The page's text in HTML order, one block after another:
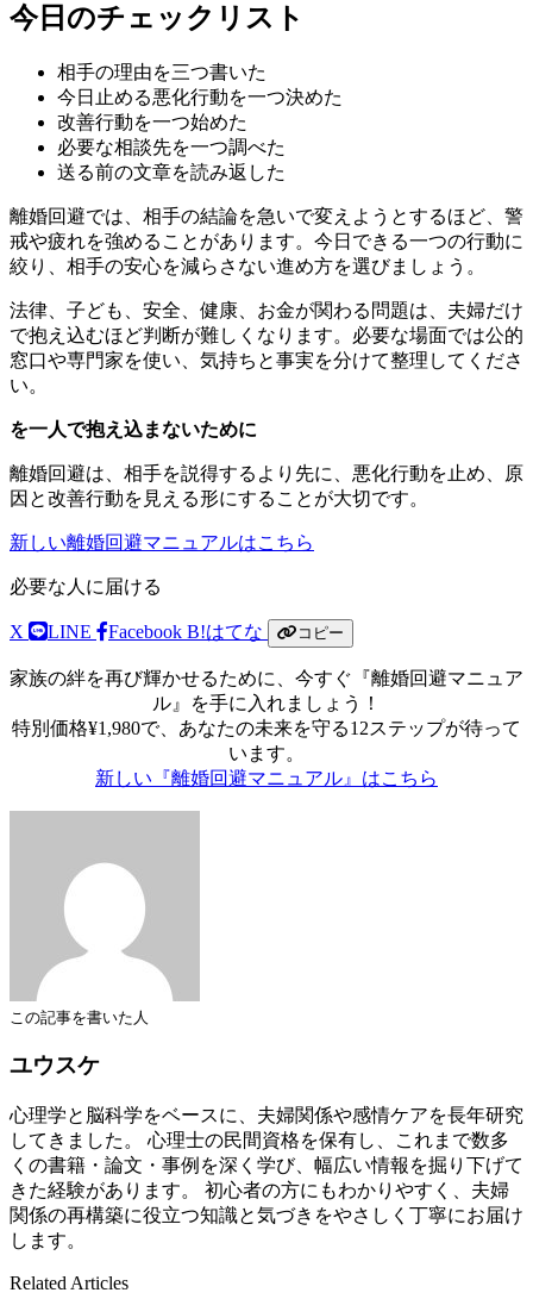
今日のチェックリスト
相手の理由を三つ書いた
今日止める悪化行動を一つ決めた
改善行動を一つ始めた
必要な相談先を一つ調べた
送る前の文章を読み返した
離婚回避では、相手の結論を急いで変えようとするほど、警
戒や疲れを強めることがあります。今日できる一つの行動に
絞り、相手の安心を減らさない進め方を選びましょう。
法律、子ども、安全、健康、お金が関わる問題は、夫婦だけ
で抱え込むほど判断が難しくなります。必要な場面では公的
窓口や専門家を使い、気持ちと事実を分けて整理してくださ
い。
を一人で抱え込まないために
離婚回避は、相手を説得するより先に、悪化行動を止め、原
因と改善行動を見える形にすることが大切です。
新しい離婚回避マニュアルはこちら
必要な人に届ける
X LINE Facebook B!はてな コピー
家族の絆を再び輝かせるために、今すぐ『離婚回避マニュア
ル』を手に入れましょう！
特別価格¥1,980で、あなたの未来を守る12ステップが待って
います。
新しい『離婚回避マニュアル』はこちら
この記事を書いた人
ユウスケ
心理学と脳科学をベースに、夫婦関係や感情ケアを長年研究
してきました。 心理士の民間資格を保有し、これまで数多
くの書籍・論文・事例を深く学び、幅広い情報を掘り下げて
きた経験があります。 初心者の方にもわかりやすく、夫婦
関係の再構築に役立つ知識と気づきをやさしく丁寧にお届け
します。
Related Articles